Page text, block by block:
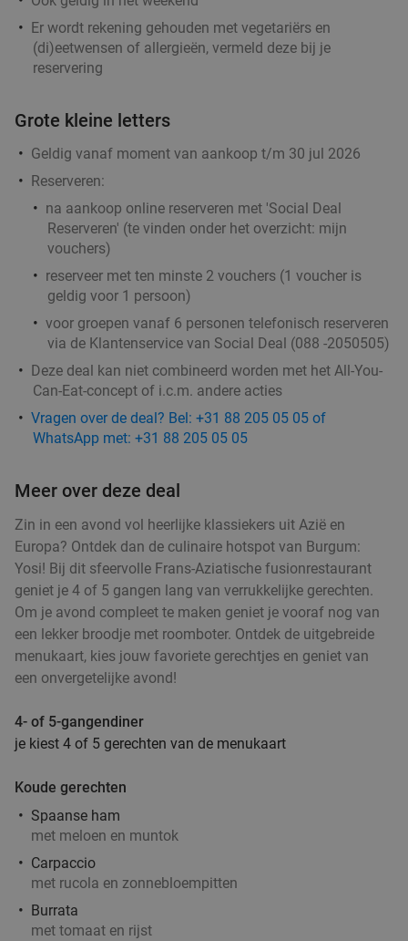
Er wordt rekening gehouden met vegetariërs en
(di)eetwensen of allergieën, vermeld deze bij je
reservering
Grote kleine letters
Geldig vanaf moment van aankoop t/m 30 jul 2026
Reserveren:
na aankoop online reserveren met 'Social Deal
Reserveren' (te vinden onder het overzicht: mijn
vouchers)
reserveer met ten minste 2 vouchers (1 voucher is
geldig voor 1 persoon)
voor groepen vanaf 6 personen telefonisch reserveren
via de Klantenservice van Social Deal (088 -2050505)
Deze deal kan niet combineerd worden met het All-You-
Can-Eat-concept of i.c.m. andere acties
Vragen over de deal? Bel: +31 88 205 05 05 of
WhatsApp met: +31 88 205 05 05
Meer over deze deal
Zin in een avond vol heerlijke klassiekers uit Azië en
Europa? Ontdek dan de culinaire hotspot van Burgum:
Yosi! Bij dit sfeervolle Frans-Aziatische fusionrestaurant
geniet je 4 of 5 gangen lang van verrukkelijke gerechten.
Om je avond compleet te maken geniet je vooraf nog van
een lekker broodje met roomboter. Ontdek de uitgebreide
menukaart, kies jouw favoriete gerechtjes en geniet van
een onvergetelijke avond!
4- of 5-gangendiner
je kiest 4 of 5 gerechten van de menukaart
Koude gerechten
Spaanse ham
met meloen en muntok
Carpaccio
met rucola en zonnebloempitten
Burrata
met tomaat en rijst